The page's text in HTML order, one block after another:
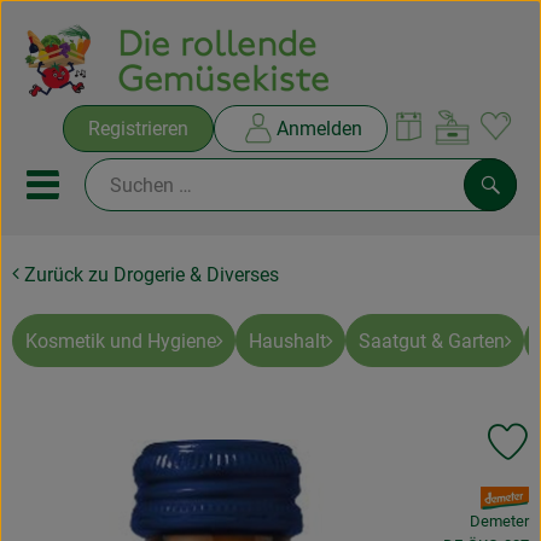
Registrieren Anmelden
Mobiles Menu öffnen oder
Ökokisten
Rezepte
NEUES & ANGEBOTE
Zurück zu Drogerie & Diverses
Kosmetik und Hygiene Haushalt Saatgut & Garten
, Verband:
Demeter